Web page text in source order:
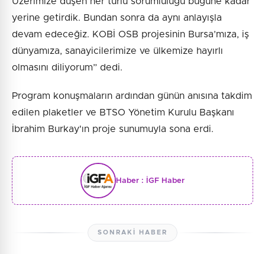
yerine getirdik. Bundan sonra da aynı anlayışla
devam edeceğiz. KOBİ OSB projesinin Bursa’mıza, iş
dünyamıza, sanayicilerimize ve ülkemize hayırlı
olmasını diliyorum” dedi.
Program konuşmaların ardından günün anısına takdim
edilen plaketler ve BTSO Yönetim Kurulu Başkanı
İbrahim Burkay'ın proje sunumuyla sona erdi.
Haber : İGF Haber
SONRAKI HABER